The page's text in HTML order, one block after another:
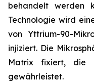
behandelt werden
Technologie wird
von Yttrium-90-
injiziert. Die
Matrix fixiert, die
gewährleistet.